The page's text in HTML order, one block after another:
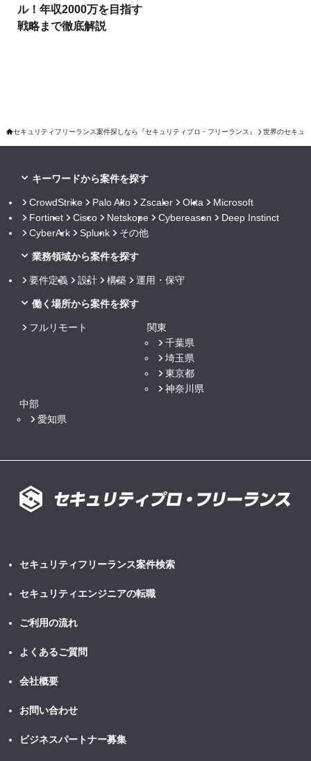
ル！年収2000万を目指す
戦略まで徹底解説
セキュリティフリーランス案件探しなら『セキュリティプロ・フリーランス』 世界のセキュ
キーワードから案件を探す
CrowdStrike Palo Alto Zscaler Okta
Microsoft
Fortinet
Cisco Netskope Cybereason
Deep Instinct
CyberArk
Splunk その他
業務領域から案件を探す
要件定義 設計 構築 運用・保守
働く場所から案件を探す
フルリモート
関東
千葉県
埼玉県
東京都
神奈川県
中部
愛知県
セキュリティフリーランス案件検索
セキュリティエンジニアの転職
ご利用の流れ
よくあるご質問
会社概要
お問い合わせ
ビジネスパートナー募集